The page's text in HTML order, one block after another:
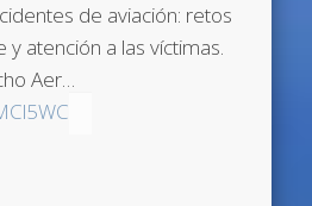
de aviación: retos
y atención a las víctimas.
Aer…